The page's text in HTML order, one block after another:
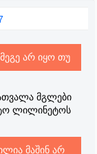
არ იყო თუ
მგლები
ლილინეტოს
მაშინ არ